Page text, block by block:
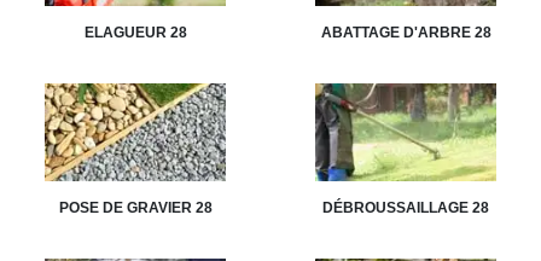
ELAGUEUR 28 ABATTAGE D'ARBRE 28
POSE DE GRAVIER 28 DÉBROUSSAILLAGE 28